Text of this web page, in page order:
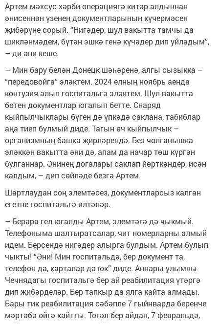
Артем мәхсус хәрби операциягә китәр алдыннан
әнисеннән үзенең документларының күчермәсен
җибәрүне сорый. “Нигәдер, шул вакытта тамчы да
шикләнмәдем, бүтән эшкә генә күчәдер дип уйладым”,
– ди әни кеше.
– Мин бару белән Донецк шәһәренә, алгы сызыкка –
“передовойга” эләктем. 2024 елның ноябрь аенда
контузия алып госпитальгә эләктем. Шул вакытта
бөтен документлар югалып бетте. Снаряд
кыйпылчыклары бүген дә үпкәдә саклана, табиблар
аңа тиеп булмый диде. Тагын өч кыйпылчык –
организмның башка җирләрендә. Без чолганышка
эләккән вакытта әни дә, апам да начар төш күргән
булганнар. Әнинең догалары саклап йөрткәндер, исән
калдым, – дип сөйләде безгә Артем.
Шартлаудан соң элемтәсез, документларсыз калган
егетне госпитальгә илтәләр.
– Берара гел югалды Артем, элемтәгә дә чыкмый.
Телефоныма шалтыратсалар, чит номерларны алмый
идем. Берсендә нигәдер алырга булдым. Артем булып
чыкты! “Әни! Мин госпитальдә, бер документ та,
телефон да, карталар да юк” диде. Аннары улымны
Чечнядагы госпитальгә бер ай реабилитация үтәргә
дип җибәрделәр. Бер тапкыр да ялга кайта алмады.
Бары тик реабилитация сәбәпле 7 гыйнварда беренче
мәртәбә өйгә кайтты. Төгәл бер айдан, 7 февральдә,